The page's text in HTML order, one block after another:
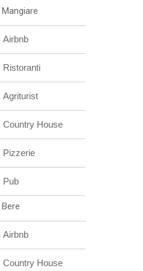
Mangiare
Airbnb
Ristoranti
Agriturist
Country House
Pizzerie
Pub
Bere
Airbnb
Country House